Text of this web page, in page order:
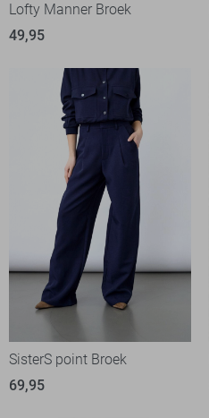
Lofty Manner Broek
49,95
SisterS point Broek
69,95